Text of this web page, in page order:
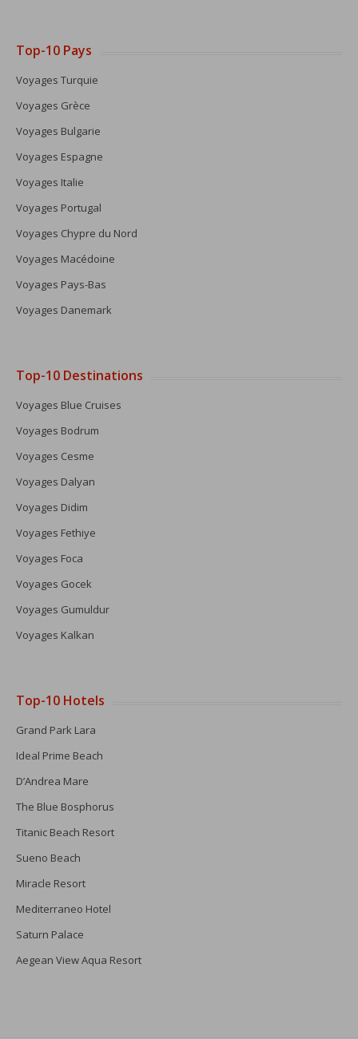
Top-10 Pays
Voyages Turquie
Voyages Grèce
Voyages Bulgarie
Voyages Espagne
Voyages Italie
Voyages Portugal
Voyages Chypre du Nord
Voyages Macédoine
Voyages Pays-Bas
Voyages Danemark
Top-10 Destinations
Voyages Blue Cruises
Voyages Bodrum
Voyages Cesme
Voyages Dalyan
Voyages Didim
Voyages Fethiye
Voyages Foca
Voyages Gocek
Voyages Gumuldur
Voyages Kalkan
Top-10 Hotels
Grand Park Lara
Ideal Prime Beach
D’Andrea Mare
The Blue Bosphorus
Titanic Beach Resort
Sueno Beach
Miracle Resort
Mediterraneo Hotel
Saturn Palace
Aegean View Aqua Resort